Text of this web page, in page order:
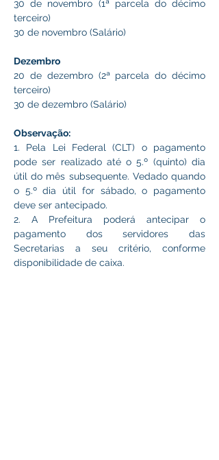
30 de novembro (1ª parcela do décimo
terceiro)
30 de novembro (Salário)
Dezembro
20 de dezembro (2ª parcela do décimo
terceiro)
30 de dezembro (Salário)
Observação:
1. Pela Lei Federal (CLT) o pagamento
pode ser realizado até o 5.º (quinto) dia
útil do mês subsequente. Vedado quando
o 5.º dia útil for sábado, o pagamento
deve ser antecipado.
2. A Prefeitura poderá antecipar o
pagamento dos servidores das
Secretarias a seu critério, conforme
disponibilidade de caixa.